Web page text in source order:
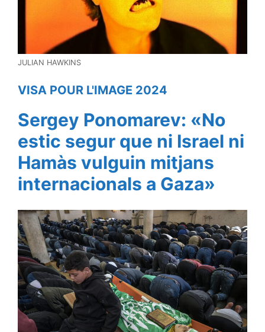
JULIAN HAWKINS
VISA POUR L'IMAGE 2024
Sergey Ponomarev: «No
estic segur que ni Israel ni
Hamàs vulguin mitjans
internacionals a Gaza»